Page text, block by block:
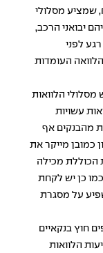
שמציע מסלולי
יבואני הרכב,
לפני
העומדות
מסלולי הלוואות
עשויות
מהבנקים אף
כמובן מייקר את
הכוללת מכילה
כן יש לקחת
על מסגרת
חוץ בנקאיים
הלוואות